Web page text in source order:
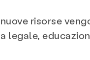
risorse
legale,